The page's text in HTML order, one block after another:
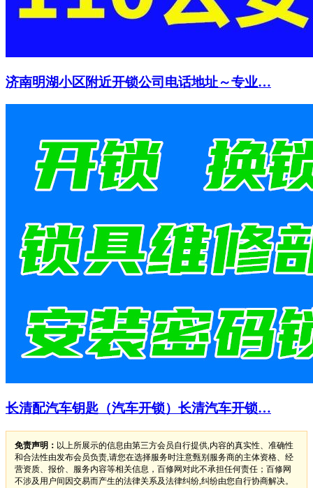
济南明湖小区附近开锁公司电话地址～专业…
长清配汽车钥匙（汽车开锁）长清汽车开锁…
免责声明： 以上所展示的信息由第三方会员自行提供,内容的真实性、准确性
和合法性由发布会员负责,请您在选择服务时注意甄别服务商的主体资格、经
营资质、报价、服务内容等相关信息，百修网对此不承担任何责任；百修网
不涉及用户间因交易而产生的法律关系及法律纠纷,纠纷由您自行协商解决。